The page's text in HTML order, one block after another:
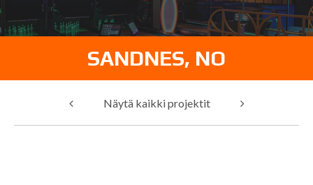
SANDNES, NO
Näytä kaikki projektit